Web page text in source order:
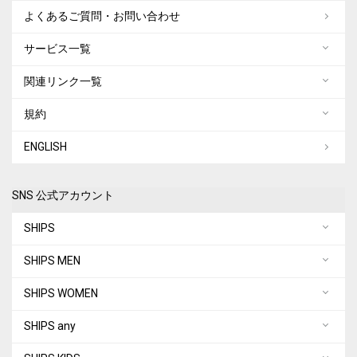
よくあるご質問・お問い合わせ
サービス一覧
関連リンク一覧
規約
ENGLISH
SNS 公式アカウント
SHIPS
SHIPS MEN
SHIPS WOMEN
SHIPS any